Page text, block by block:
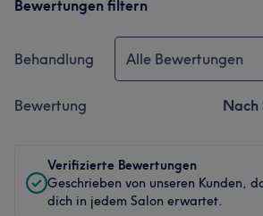
Bewertungen filtern
Behandlung Alle Bewertungen
Bewertung Nach
Verifizierte Bewertungen
Geschrieben von unseren Kunden,
dich in jedem Salon erwartet.